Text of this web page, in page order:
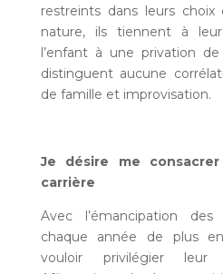
restreints dans leurs choix
nature, ils tiennent à
l’enfant à une privation
distinguent aucune
de famille et improvisation.
Je désire me
carrière
Avec l’émancipation
chaque année de plus
vouloir privilégier leur